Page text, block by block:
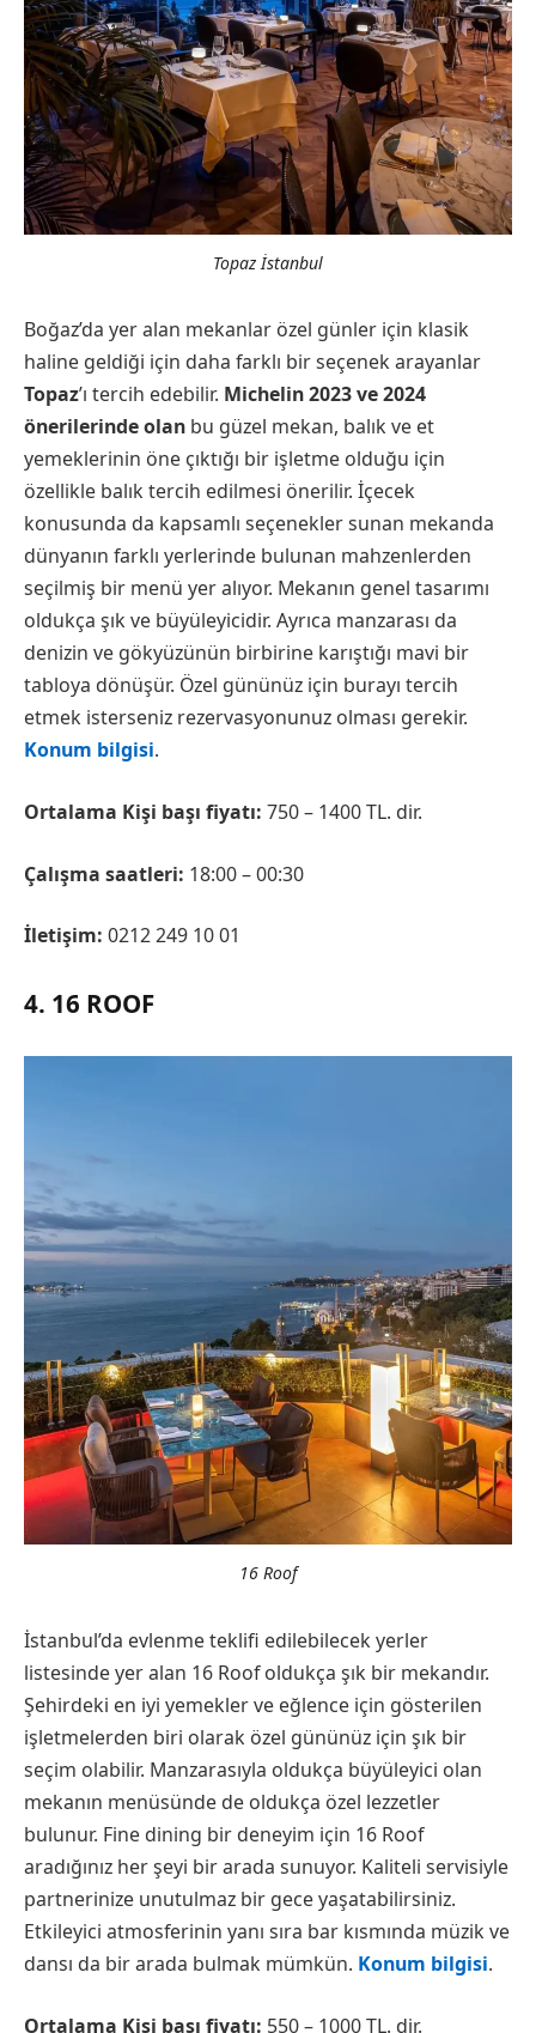
Topaz İstanbul
Boğaz’da yer alan mekanlar özel günler için klasik
haline geldiği için daha farklı bir seçenek arayanlar
Topaz’ı tercih edebilir. Michelin 2023 ve 2024
önerilerinde olan bu güzel mekan, balık ve et
yemeklerinin öne çıktığı bir işletme olduğu için
özellikle balık tercih edilmesi önerilir. İçecek
konusunda da kapsamlı seçenekler sunan mekanda
dünyanın farklı yerlerinde bulunan mahzenlerden
seçilmiş bir menü yer alıyor. Mekanın genel tasarımı
oldukça şık ve büyüleyicidir. Ayrıca manzarası da
denizin ve gökyüzünün birbirine karıştığı mavi bir
tabloya dönüşür. Özel gününüz için burayı tercih
etmek isterseniz rezervasyonunuz olması gerekir.
Konum bilgisi.
Ortalama Kişi başı fiyatı: 750 – 1400 TL. dir.
Çalışma saatleri: 18:00 – 00:30
İletişim: 0212 249 10 01
4. 16 ROOF
16 Roof
İstanbul’da evlenme teklifi edilebilecek yerler
listesinde yer alan 16 Roof oldukça şık bir mekandır.
Şehirdeki en iyi yemekler ve eğlence için gösterilen
işletmelerden biri olarak özel gününüz için şık bir
seçim olabilir. Manzarasıyla oldukça büyüleyici olan
mekanın menüsünde de oldukça özel lezzetler
bulunur. Fine dining bir deneyim için 16 Roof
aradığınız her şeyi bir arada sunuyor. Kaliteli servisiyle
partnerinize unutulmaz bir gece yaşatabilirsiniz.
Etkileyici atmosferinin yanı sıra bar kısmında müzik ve
dansı da bir arada bulmak mümkün. Konum bilgisi.
Ortalama Kişi başı fiyatı: 550 – 1000 TL. dir.